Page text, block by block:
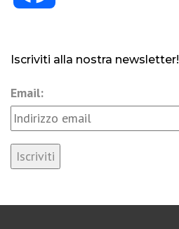
Iscriviti alla nostra newsletter!
Email: